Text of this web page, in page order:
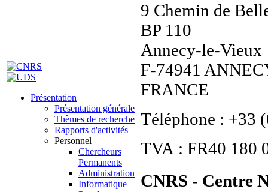
Présentation
Présentation générale
Thèmes de recherche
Rapports d'activités
Personnel
Chercheurs
Permanents
Administration
Informatique
9 Chemin de
BP 110
Annecy-le-Vieux
F-74941
FRANCE
Téléphone : +33
TVA : FR40 180
CNRS - Centre